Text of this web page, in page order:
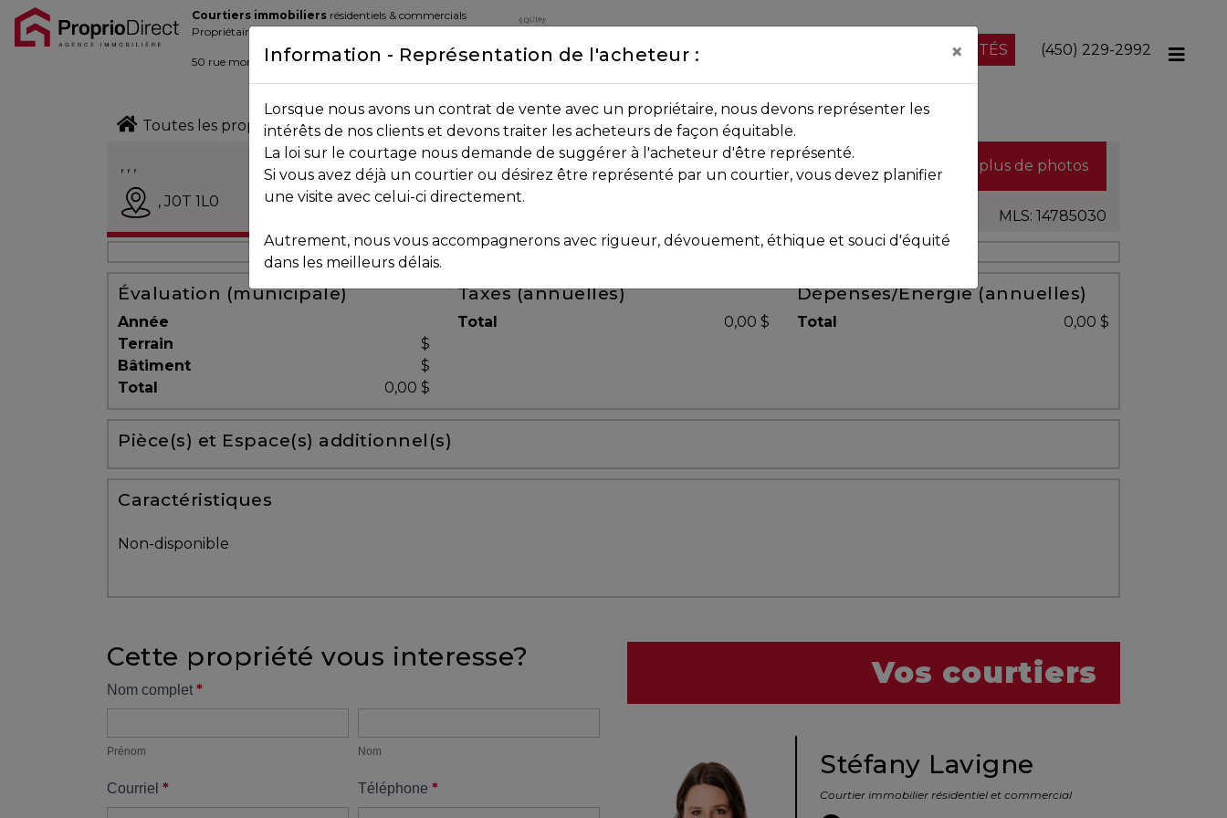
Blogue
COURTIERS
VENDRE
Courtiers immobiliers résidentiels & commercials
Propriétaires de la place d’affaire
50 rue morin,Sainte-Adèle, Québec J8B 2P7 DEPUIS 2013
NOS PROPRIÉTÉS (450) 229-2992
Toutes les propriétés
Vendu
, , ,
, J0T 1L0
Voir plus de photos
MLS: 14785030
Évaluation (municipale)
Année
Terrain
$
Bâtiment
$
Total
0,00 $
Taxes (annuelles)
Total 0,00 $
Dépenses/Énergie (annuelles)
Total 0,00 $
Pièce(s) et Espace(s) additionnel(s)
Caractéristiques
Non-disponible
Cette propriété vous interesse?
Formulaire
Nom complet *
Prénom Nom
Courriel * Téléphone*
Vos courtiers
Stéfany Lavigne
Courtier immobilier résidentiel et commercial
Information - Représentation de l'acheteur : ×
Lorsque nous avons un contrat de vente avec un propriétaire, nous devons représenter les
intérêts de nos clients et devons traiter les acheteurs de façon équitable.
La loi sur le courtage nous demande de suggérer à l'acheteur d'être représenté.
Si vous avez déjà un courtier ou désirez être représenté par un courtier, vous devez planifier
une visite avec celui-ci directement.
Autrement, nous vous accompagnerons avec rigueur, dévouement, éthique et souci d'équité
dans les meilleurs délais.